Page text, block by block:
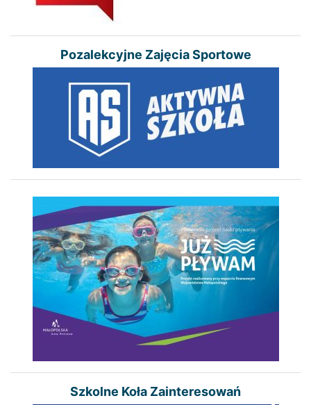
Pozalekcyjne Zajęcia Sportowe
Szkolne Koła Zainteresowań